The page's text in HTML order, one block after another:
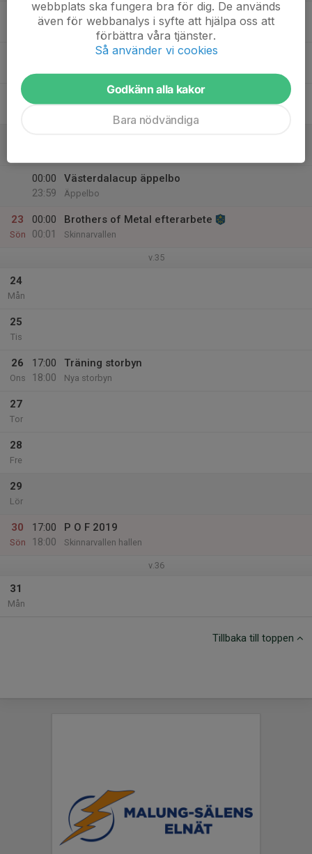
17:00
18:00
Träning storbyn
Nya storbyn
Brothers of Metal
21 Brothers of Metal
00:00
23:59
Västerdalacup äppelbo
Äppelbo
23
Sön
00:00
00:01
Brothers of Metal efterarbete
Skinnarvallen
v.35
24
Mån
25
Tis
26
Ons
17:00
18:00
Träning storbyn
Nya storbyn
27
Tor
28
Fre
29
Lör
30
Sön
17:00
18:00
P O F 2019
Skinnarvallen hallen
v.36
31
Mån
Tillbaka till toppen
webbplats ska fungera bra för dig. De används
även för webbanalys i syfte att hjälpa oss att
förbättra våra tjänster.
Så använder vi cookies
Godkänn alla kakor
Bara nödvändiga